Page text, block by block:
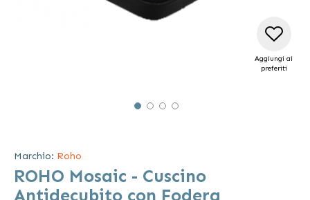
galleria
di
immagini
Aggiungi ai
preferiti
Marchio: Roho
ROHO Mosaic - Cuscino
Antidecubito con Fodera